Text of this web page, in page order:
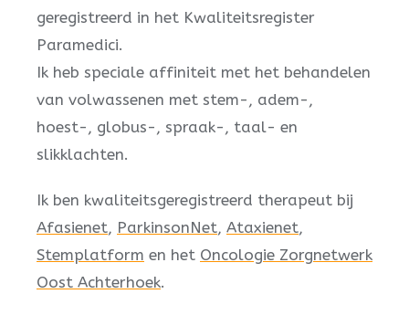
geregistreerd in het Kwaliteitsregister
Paramedici.
Ik heb speciale affiniteit met het behandelen
van volwassenen met stem-, adem-,
hoest-, globus-, spraak-, taal- en
slikklachten.
Ik ben kwaliteitsgeregistreerd therapeut bij
Afasienet, ParkinsonNet, Ataxienet,
Stemplatform en het Oncologie Zorgnetwerk
Oost Achterhoek.